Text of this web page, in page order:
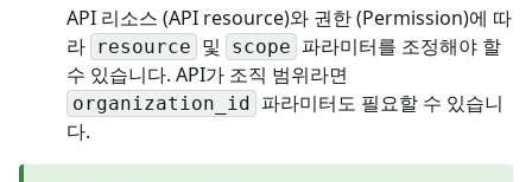
API 리소스 (API resource)와 권한 (Permission)에 따
라 resource 및 scope 파라미터를 조정해야 할
수 있습니다. API가 조직 범위라면
organization_id
파라미터도 필요할 수 있습니
다.